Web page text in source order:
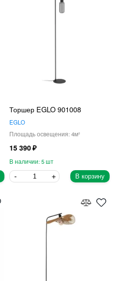
Торшер EGLO 901008
EGLO
4
15 390
5
В корзину